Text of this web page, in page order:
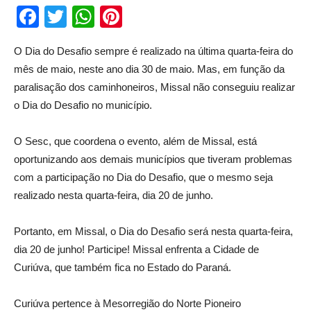
Facebook
TwitterWhatsApp
O Dia do Desafio sempre é realizado na última quarta-feira do
mês de maio, neste ano dia 30 de maio. Mas, em função da
paralisação dos caminhoneiros, Missal não conseguiu realizar
o Dia do Desafio no município.
O Sesc, que coordena o evento, além de Missal, está
oportunizando aos demais municípios que tiveram problemas
com a participação no Dia do Desafio, que o mesmo seja
realizado nesta quarta-feira, dia 20 de junho.
Portanto, em Missal, o Dia do Desafio será nesta quarta-feira,
dia 20 de junho! Participe! Missal enfrenta a Cidade de
Curiúva, que também fica no Estado do Paraná.
Curiúva pertence à Mesorregião do Norte Pioneiro